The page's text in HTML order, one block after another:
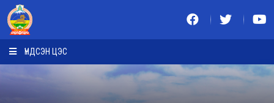
ҮНДСЭН ЦЭС